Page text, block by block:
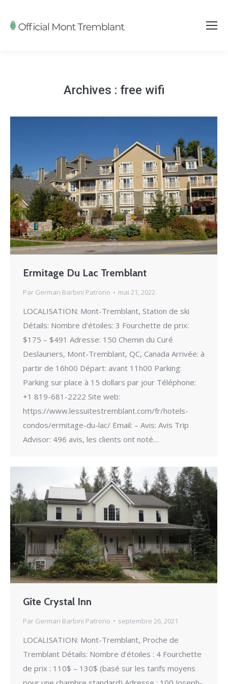
Archives : free wifi
Ermitage Du Lac Tremblant
Par German Barbini Patrono mai 21, 2022
LOCALISATION: Mont-Tremblant, Station de ski
Détails: Nombre d’étoiles: 3 Fourchette de prix:
$175 – $491 Adresse: 150 Chemin du Curé
Deslauriers, Mont-Tremblant, QC, Canada Arrivée: à
partir de 16h00 Départ: avant 11h00 Parking:
Parking sur place à 15 dollars par jour Téléphone:
+1 819-681-2222 Site web:
https://www.lessuitestremblant.com/fr/hotels-
condos/ermitage-du-lac/ Email: – Avis: Avis Trip
Advisor: 496 avis, les clients ont noté…
Gîte Crystal Inn
Par German Barbini Patrono septembre 26, 2021
LOCALISATION: Mont-Tremblant, Proche de
Tremblant Détails: Nombre d’étoiles : 4 Fourchette
de prix : 110$ – 130$ (basé sur les tarifs moyens